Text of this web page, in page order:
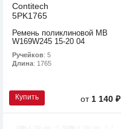
Contitech
5PK1765
Ремень поликлиновой MB
W169W245 15-20 04
Ручейков: 5
Длина: 1765
Купить от 1 140 ₽